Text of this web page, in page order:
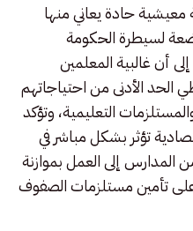
معيشية حادة يعاني منها
لسيطرة الحكومة
أن غالبية المعلمين
الأدنى من احتياجاتهم
التعليمية، وتؤكد
تؤثر بشكل مباشر في
المدارس إلى العمل بموازنة
تأمين مستلزمات الصفوف